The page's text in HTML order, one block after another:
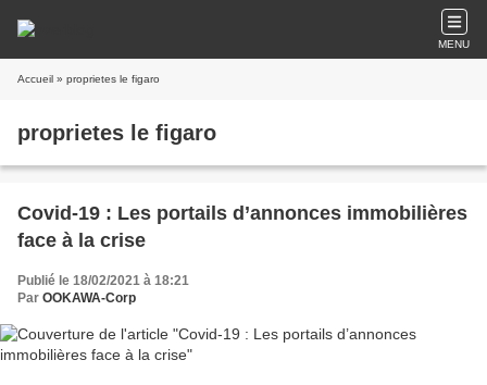
MENU
Accueil » proprietes le figaro
proprietes le figaro
Covid-19 : Les portails d’annonces immobilières
face à la crise
Publié le 18/02/2021 à 18:21
Par OOKAWA-Corp